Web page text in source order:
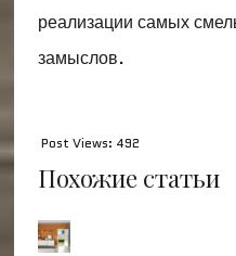
реализации самых
замыслов.
Post Views: 492
Похожие статьи